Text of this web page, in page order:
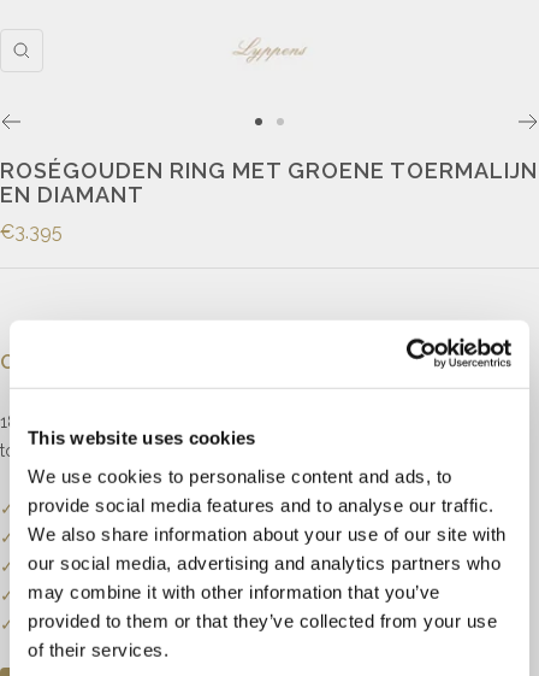
This website uses cookies
We use cookies to personalise content and ads, to
provide social media features and to analyse our traffic.
We also share information about your use of our site with
our social media, advertising and analytics partners who
may combine it with other information that you’ve
provided to them or that they’ve collected from your use
of their services.
ROSÉGOUDEN RING MET GROENE TOERMALIJN
EN DIAMANT
€3.395
Omschrijving
18kt roségouden ring gezet met een ronde gefacetteerde groene
toermalijn en, in de pootjes, vier kleine briljant geslepen diamanten.
✓
Onze website dient als online etalage.
✓
Bel of mail ons voor de actuele voorraadstatus.
✓
Prijzen kunnen onderhevig zijn aan veranderingen.
✓
Een klein deel van onze collectie staat online.
✓
Bezoek onze winkel voor de volledige collectie.